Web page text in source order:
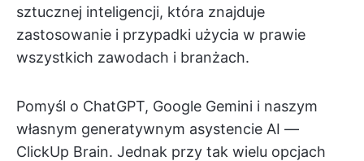
sztucznej inteligencji, która znajduje
zastosowanie i przypadki użycia w prawie
wszystkich zawodach i branżach.
Pomyśl o ChatGPT, Google Gemini i naszym
własnym generatywnym asystencie AI —
ClickUp Brain. Jednak przy tak wielu opcjach